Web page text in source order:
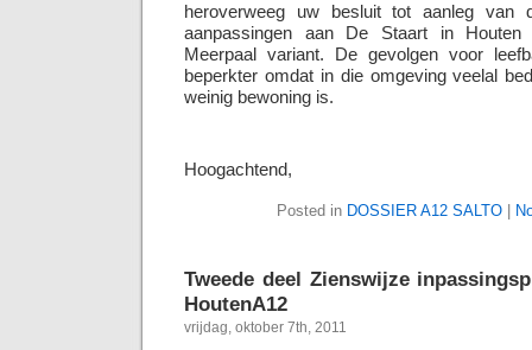
heroverweeg uw besluit tot aanleg
aanpassingen aan De Staart in
Meerpaal variant. De gevolgen voor
beperkter omdat in die omgeving veelal
weinig bewoning is.
Hoogachtend,
Posted in DOSSIER A12 SALTO|
Tweede deel Zienswijze
HoutenA12
vrijdag, oktober 7th, 2011